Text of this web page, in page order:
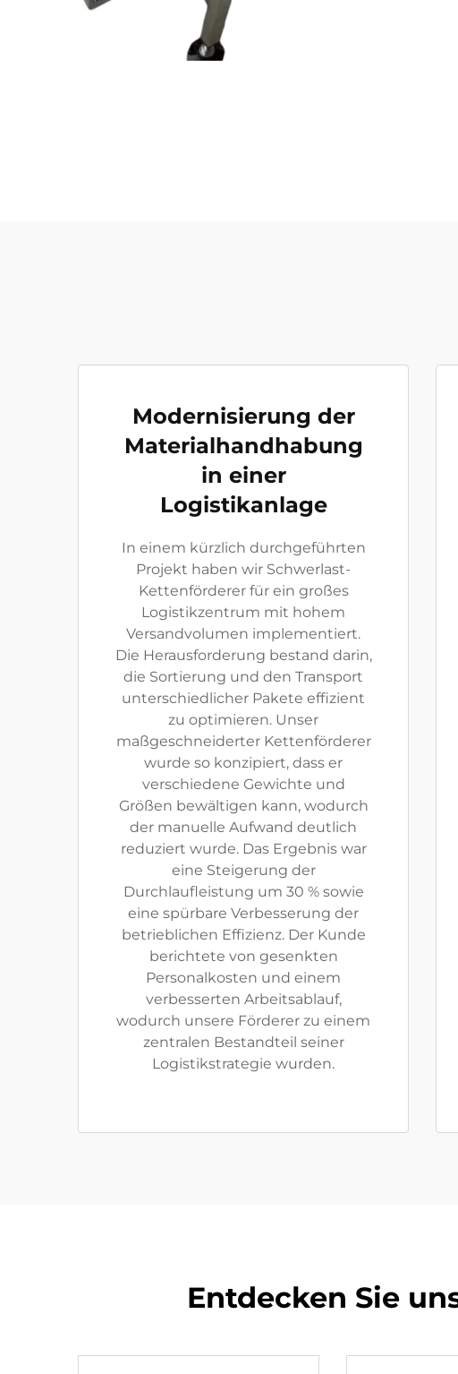
Modernisierung der
Materialhandhabung
in einer
Logistikanlage
In einem kürzlich durchgeführten
Projekt haben wir Schwerlast-
Kettenförderer für ein großes
Logistikzentrum mit hohem
Versandvolumen implementiert.
Die Herausforderung bestand darin,
die Sortierung und den Transport
unterschiedlicher Pakete effizient
zu optimieren. Unser
maßgeschneiderter Kettenförderer
wurde so konzipiert, dass er
verschiedene Gewichte und
Größen bewältigen kann, wodurch
der manuelle Aufwand deutlich
reduziert wurde. Das Ergebnis war
eine Steigerung der
Durchlaufleistung um 30 % sowie
eine spürbare Verbesserung der
betrieblichen Effizienz. Der Kunde
berichtete von gesenkten
Personalkosten und einem
verbesserten Arbeitsablauf,
wodurch unsere Förderer zu einem
zentralen Bestandteil seiner
Logistikstrategie wurden.
Entdecken Sie